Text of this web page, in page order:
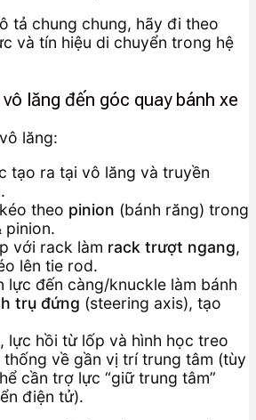
tả chung chung, hãy đi theo
và tín hiệu di chuyển trong hệ
lăng đến góc quay bánh xe
lăng:
tạo ra tại vô lăng và truyền
theo pinion (bánh răng) trong
pinion.
với rack làm rack trượt ngang,
lên tie rod.
lực đến càng/knuckle làm bánh
trụ đứng (steering axis), tạo
lực hồi từ lốp và hình học treo
về gần vị trí trung tâm (tùy
cần trợ lực “giữ trung tâm”
điện tử).